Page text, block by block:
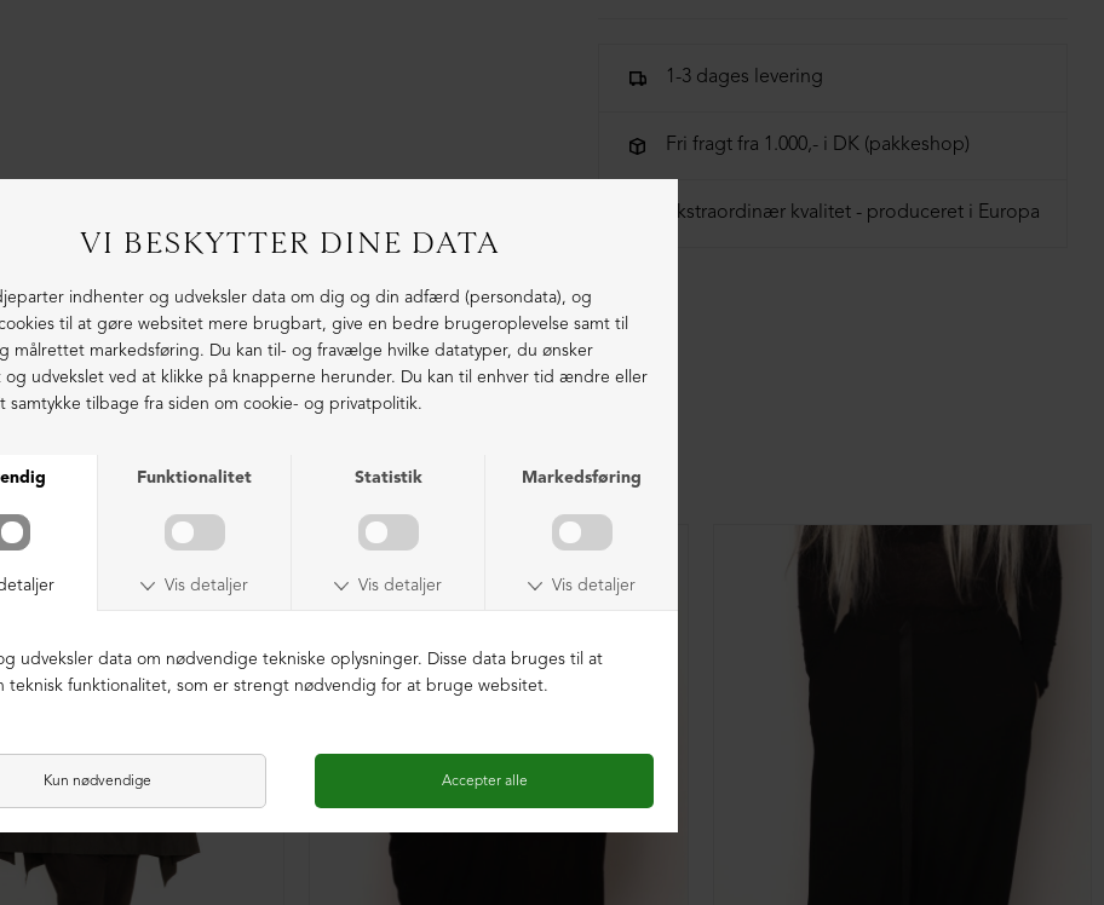
1-3 dages levering
Fri fragt fra 1.000,- i DK (pakkeshop)
Ekstraordinær kvalitet - produceret i Europa